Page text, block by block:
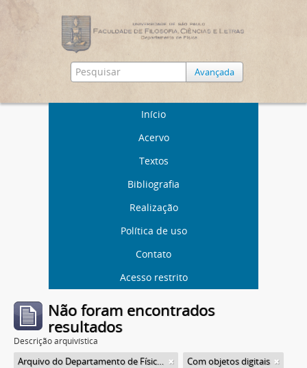
Avançada
Início
Acervo
Textos
Bibliografia
Realização
Política de uso
Contato
Acesso restrito
Não foram encontrados
resultados
Descrição arquivística
Arquivo do Departamento de Física da Faculdade de Filosofia (FFLC) Com objetos digitais